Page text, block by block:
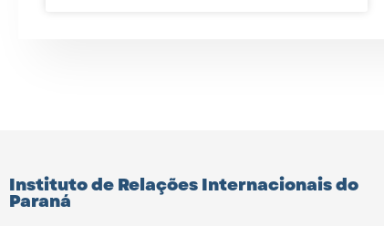
Instituto de Relações Internacionais do
Paraná